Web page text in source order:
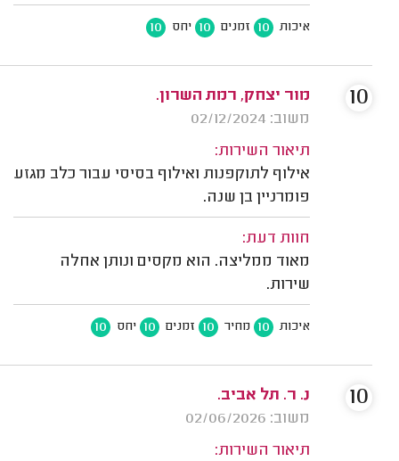
איכות 10 זמנים 10 יחס 10
מור יצחק, רמת השרון.
משוב: 02/12/2024
תיאור השירות:
אילוף לתוקפנות ואילוף בסיסי עבור כלב מגזע
פומרניין בן שנה.
חוות דעת:
מאוד ממליצה. הוא מקסים ונותן אחלה
שירות.
איכות 10 מחיר 10 זמנים 10 יחס 10
10
נ. ר. תל אביב.
משוב: 02/06/2026
תיאור השירות:
10